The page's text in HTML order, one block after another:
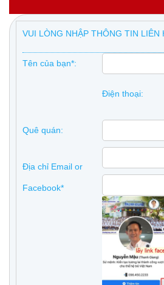
VUI LÒNG NHẬP THÔNG TIN LIÊN
Tên của bạn*:
Điện thoại:
Quê quán:
Địa chỉ Email or
Facebook*